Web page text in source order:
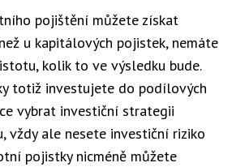
platit pojistné a v jaké výši
roky
pojištění můžete získat
u kapitálových pojistek, nemáte
kolik to ve výsledku bude.
totiž investujete do podílových
vybrat investiční strategii
vždy ale nesete investiční riziko
pojistky nicméně můžete